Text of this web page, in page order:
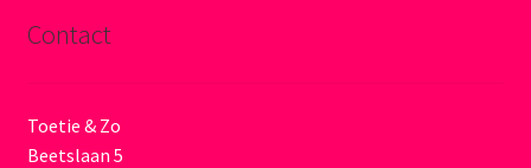
Contact
Toetie & Zo
Beetslaan 5